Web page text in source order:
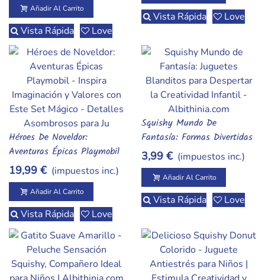
Añadir Al Carrito
Vista Rápida Love
Vista Rápida Love
Añadir Al Carrito
Héroes De Noveldor:
Aventuras Épicas Playmobil
19,99 € (impuestos inc.)
Añadir Al Carrito
Vista Rápida Love
Añadir Al Carrito
Squishy Mundo De
Fantasía: Formas Divertidas
Para Pequeñas Aventuras
3,99 € (impuestos inc.)
Añadir Al Carrito
Vista Rápida Love